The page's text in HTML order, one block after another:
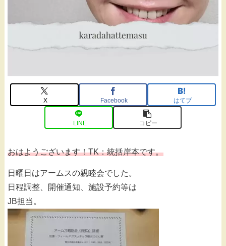
X Facebook はてブ
LINE コピー
おはようございます！TK：統括岸本です。
日曜日はアームスの親睦会でした。
日程調整、開催通知、施設予約等は
JB担当。